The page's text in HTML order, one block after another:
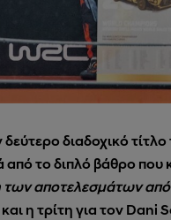
διαδοχικό
το διπλό βάθρο που
των αποτελεσμάτων από
η τρίτη για τον Dani